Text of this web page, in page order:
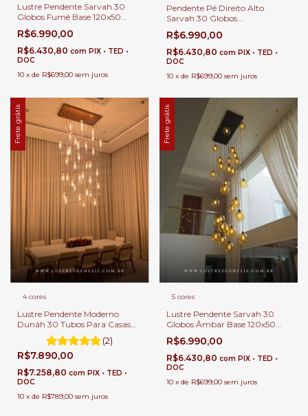
Lustre Pendente Sarvah 30
Globos Fumê Base 120x50
Retangular Para Casas Pé
Direito Duplo e Alto.
R$6.990,00
R$6.430,80 com PIX • TED •
DOC
10 x de R$699,00 sem juros
Pendente Pé Direito Alto
Sarvah 30 Globos
Transparentes Base 120x50
Retangular Para Casas
R$6.990,00
R$6.430,80 com PIX • TED •
DOC
10 x de R$699,00 sem juros
Frete grátis
4 cores
Lustre Pendente Moderno
Dunáh 30 Tubos Para Casas
Pé Direito Duplo e Alto Sala de
(2)
R$7.890,00
R$7.258,80 com PIX • TED •
DOC
10 x de R$789,00 sem juros
Frete grátis
5 cores
Lustre Pendente Sarvah 30
Globos Âmbar Base 120x50
Retangular Para Casas Pé
Direito Duplo e Alto.
R$6.990,00
R$6.430,80 com PIX • TED •
DOC
10 x de R$699,00 sem juros